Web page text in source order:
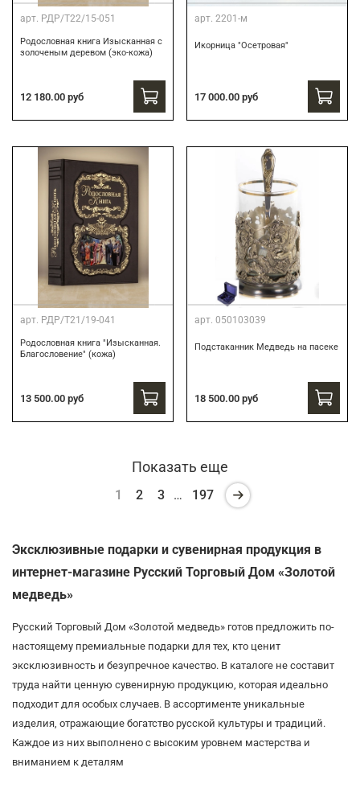
арт. РДР/Т22/15-051
Родословная книга Изысканная с
золоченым деревом (эко-кожа)
12 180.00 руб
арт. 2201-м
Икорница "Осетровая"
17 000.00 руб
арт. РДР/Т21/19-041
Родословная книга "Изысканная.
Благословение" (кожа)
13 500.00 руб
арт. 050103039
Подстаканник Медведь на пасеке
18 500.00 руб
Показать еще
1 2 3 … 197
Эксклюзивные подарки и сувенирная продукция в
интернет-магазине Русский Торговый Дом «Золотой
медведь»
Русский Торговый Дом «Золотой медведь» готов предложить по-
настоящему премиальные подарки для тех, кто ценит
эксклюзивность и безупречное качество. В каталоге не составит
труда найти ценную сувенирную продукцию, которая идеально
подходит для особых случаев. В ассортименте уникальные
изделия, отражающие богатство русской культуры и традиций.
Каждое из них выполнено с высоким уровнем мастерства и
вниманием к деталям